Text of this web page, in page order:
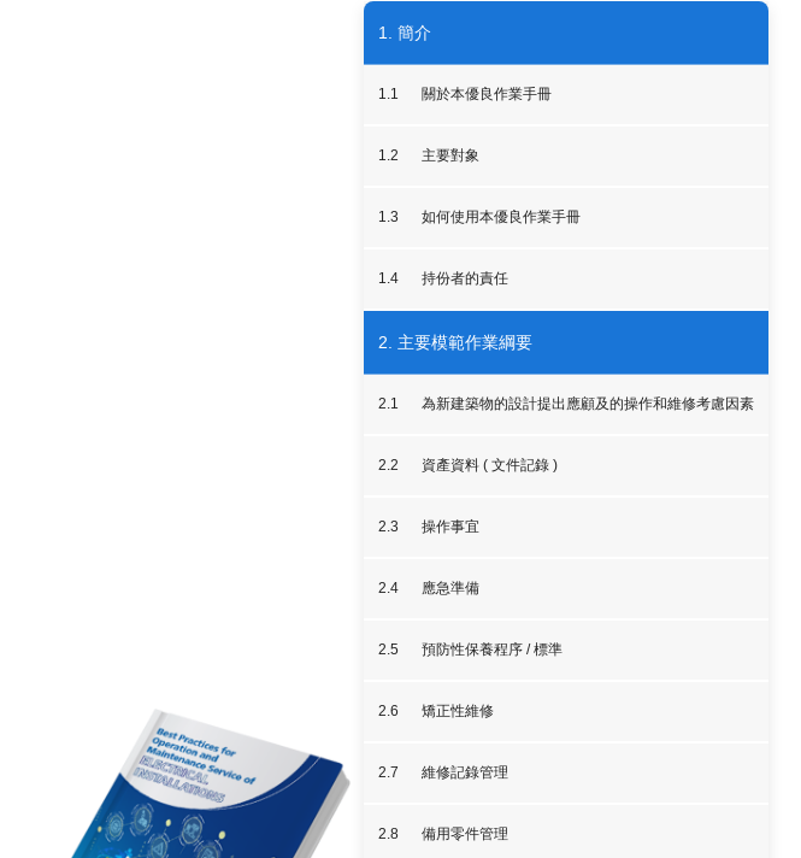
1. 簡介
1.1 關於本優良作業手冊
1.2 主要對象
1.3 如何使用本優良作業手冊
1.4 持份者的責任
2. 主要模範作業綱要
2.1 為新建築物的設計提出應顧及的操作和維修考慮因素
2.2 資產資料 ( 文件記錄 )
2.3 操作事宜
2.4 應急準備
2.5 預防性保養程序 / 標準
2.6 矯正性維修
2.7 維修記錄管理
2.8 備用零件管理